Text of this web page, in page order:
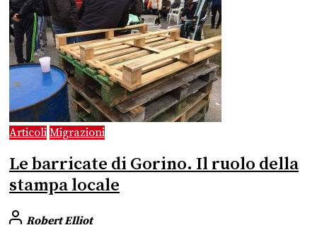
Articoli Migrazioni
Le barricate di Gorino. Il ruolo della
stampa locale
Robert Elliot